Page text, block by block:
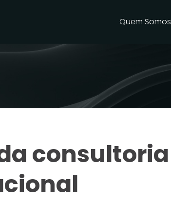
Quem Somos
consultoria